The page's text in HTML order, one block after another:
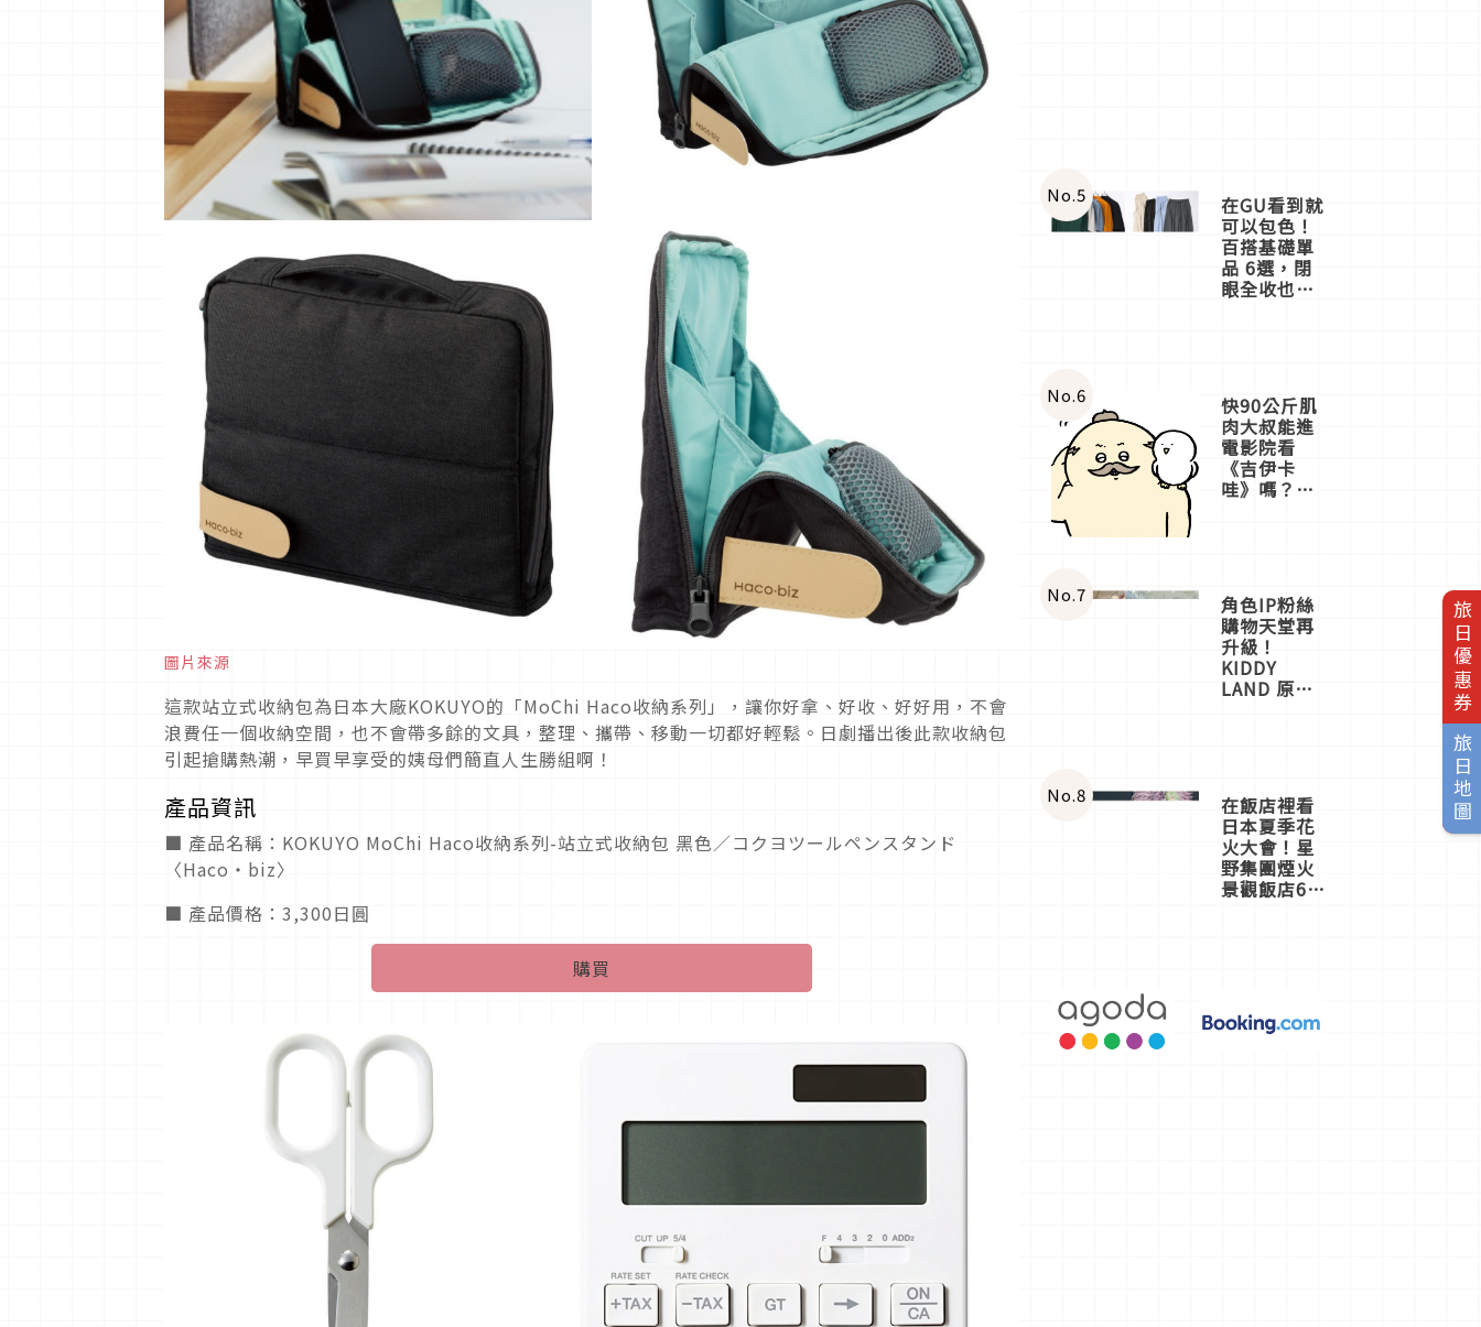
旅日優惠券
旅日地圖
圖片來源
這款站立式收納包為日本大廠KOKUYO的「MoChi Haco收納系列」，讓你好拿、好收、好好用，不會
浪費任一個收納空間，也不會帶多餘的文具，整理、攜帶、移動一切都好輕鬆。日劇播出後此款收納包
引起搶購熱潮，早買早享受的姨母們簡直人生勝組啊！
產品資訊
■ 產品名稱：KOKUYO MoChi Haco收納系列-站立式收納包 黑色／コクヨツールペンスタンド
〈Haco・biz〉
■ 產品價格：3,300日圓
購買
No.5 在GU看到就
可以包色！
百搭基礎單
品 6選，閉
眼全收也不
No.6 快90公斤肌
肉大叔能進
電影院看
《吉伊卡
哇》嗎？日
一同給出了
答案
No.7 角色IP粉絲
購物天堂再
升級！
KIDDY
LAND 原宿
店3分即達
No.8 在飯店裡看
日本夏季花
火大會！星
野集團煙火
景觀飯店6